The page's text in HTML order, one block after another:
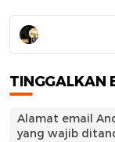
TINGGALKAN
Alamat email
yang wajib